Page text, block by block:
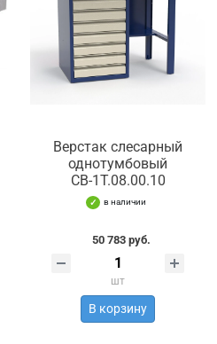
Верстак слесарный
однотумбовый
СВ-1Т.08.00.10
в наличии
50 783 руб.
шт
В корзину